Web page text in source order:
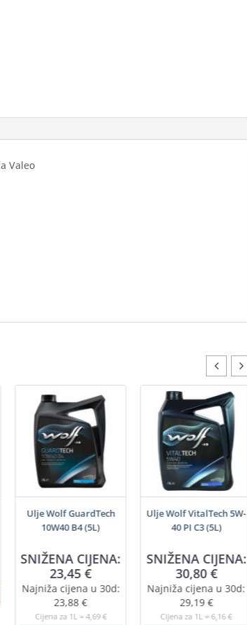
Valeo
Ulje Wolf GuardTech
10W40 B4 (5L)
SNIŽENA CIJENA:
23,45€
Najniža cijena u 30d:
23,88€
Cijena za 1L = 4,69 €
Ulje Wolf VitalTech 5W-
40 PI C3 (5L)
SNIŽENA CIJENA:
30,80€
Najniža cijena u 30d:
29,19 €
Cijena za 1L = 6,16 €